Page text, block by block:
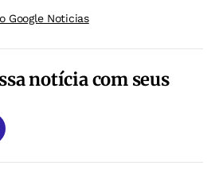
Google Noticias
notícia com seus